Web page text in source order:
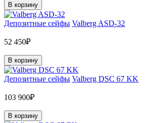
В корзину
Депозитные сейфы Valberg ASD-32
52 450₽
В корзину
Депозитные сейфы Valberg DSC 67 KK
103 900₽
В корзину